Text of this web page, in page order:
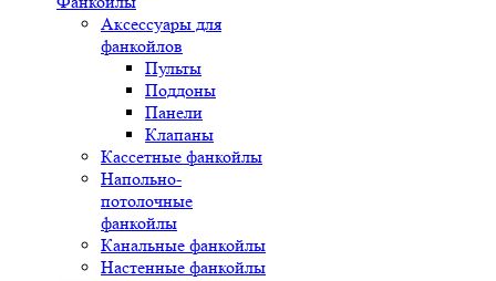
Аксессуары для
фанкойлов
Пульты
Поддоны
Панели
Клапаны
Кассетные фанкойлы
Напольно-
потолочные
фанкойлы
Канальные фанкойлы
Настенные фанкойлы